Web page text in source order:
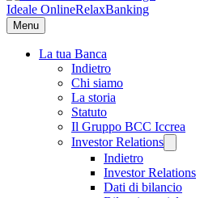
Ideale OnlineRelaxBanking
Menu
La tua Banca
Indietro
Chi siamo
La storia
Statuto
Il Gruppo BCC Iccrea
Investor Relations
Indietro
Investor Relations
Dati di bilancio